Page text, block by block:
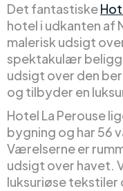
Det fantastiske
hotel i udkanten af
malerisk udsigt
spektakulær
udsigt over den
og tilbyder en
Hotel La Perouse
bygning og har 56
Værelserne er
udsigt over havet.
luksuriøse